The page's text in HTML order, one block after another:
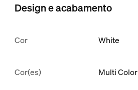
Design e acabamento
Cor White
Cor(es) Multi Color